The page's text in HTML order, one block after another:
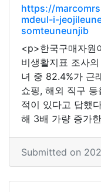
https://
mdeul-i-
somteuneunjib
<p>한국구매자원
비생활지표 조사
녀 중 82.4%가 근
쇼핑, 해외 직구
적이 있다고 답했
해 3배 가량 증가
Submitted on